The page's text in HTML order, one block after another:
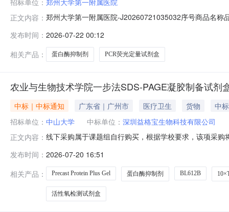
招标单位： 郑州大学第一附属医院
正文内容： 郑州大学第一附属医院-J20260721035032序号商品名称
发布时间： 2026-07-22 00:12
相关产品：
蛋白酶抑制剂 PCR荧光定量试剂盒
农业与生物技术学院一步法SDS-PAGE凝胶制备试剂
中标｜中标通知 广东省｜广州市 医疗卫生 货物
中
招标单位： 中山大学 中标单位： 深圳益格宝生物科技有限公司
正文内容： 线下采购属于课题组自行购买，根据学校要求，该项采
价深圳益格宝生物科技有限公司蛋白酶抑制剂通用型
发布时间： 2026-07-20 16:51
相关产品：
Precast Protein Plus Gel 蛋白酶抑制剂 BL612B
活性氧检测试剂盒